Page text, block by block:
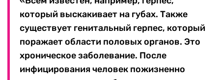
который выскакивает на губах. Также
существует генитальный герпес, который
поражает области половых органов. Это
хроническое заболевание. После
инфицирования человек пожизненно